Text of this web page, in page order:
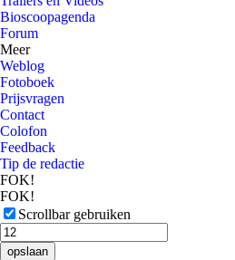
Bioscoopagenda
Forum
Meer
Weblog
Fotoboek
Prijsvragen
Contact
Colofon
Feedback
Tip de redactie
FOK!
FOK!
Scrollbar gebruiken
opslaan